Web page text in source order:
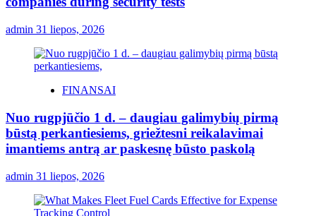
admin 31 liepos, 2026
FINANSAI
Nuo rugpjūčio 1 d. – daugiau galimybių pirmą
būstą perkantiesiems, griežtesni reikalavimai
imantiems antrą ar paskesnę būsto paskolą
admin 31 liepos, 2026